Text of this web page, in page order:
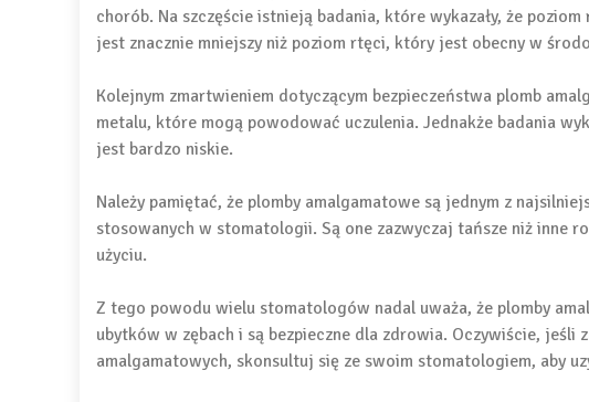
chorób. Na szczęście istnieją badania, które wykazały, że
jest znacznie mniejszy niż poziom rtęci, który jest obecny w
Kolejnym zmartwieniem dotyczącym bezpieczeństwa plomb
metalu, które mogą powodować uczulenia. Jednakże badania
jest bardzo niskie.
Należy pamiętać, że plomby amalgamatowe są jednym z
stosowanych w stomatologii. Są one zazwyczaj tańsze niż inne
użyciu.
Z tego powodu wielu stomatologów nadal uważa, że plomby
ubytków w zębach i są bezpieczne dla zdrowia. Oczywiście, jeśli
amalgamatowych, skonsultuj się ze swoim stomatologiem, aby